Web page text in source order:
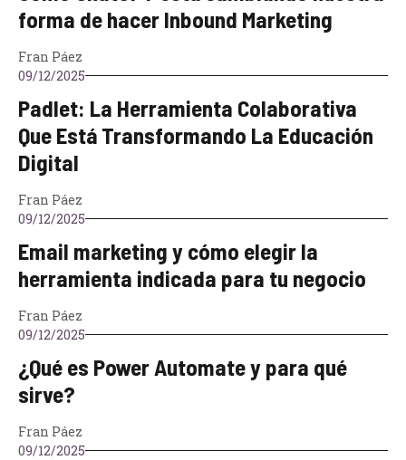
forma de hacer Inbound Marketing
Fran Páez
09/12/2025
Padlet: La Herramienta Colaborativa
Que Está Transformando La Educación
Digital
Fran Páez
09/12/2025
Email marketing y cómo elegir la
herramienta indicada para tu negocio
Fran Páez
09/12/2025
¿Qué es Power Automate y para qué
sirve?
Fran Páez
09/12/2025